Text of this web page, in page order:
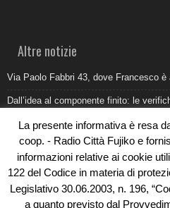
Altre notizie
Via Paolo Fabbri 43, dove Francesco è
Dall’idea al componente finito: le
Belvedere Marittimo e il report
Come organizzare e allestire una
Umidità di risalita in casa, come
La presente informativa è resa
coop. - Radio Città Fujiko e
informazioni relative ai cookie
122 del Codice in materia di
Legislativo 30.06.2003, n. 196,
a quanto previsto dal